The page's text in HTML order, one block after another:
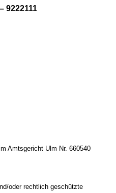
9222111
Amtsgericht Ulm Nr. 660540
oder rechtlich geschützte